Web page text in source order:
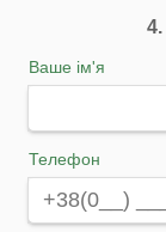
Ваше ім'я
Телефон